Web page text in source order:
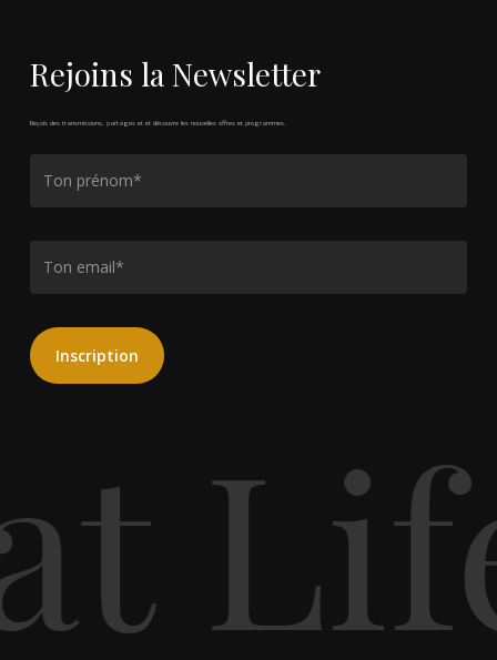
Rejoins la Newsletter
Reçois des transmissions, partages et et découvre les nouvelles offres et programmes.